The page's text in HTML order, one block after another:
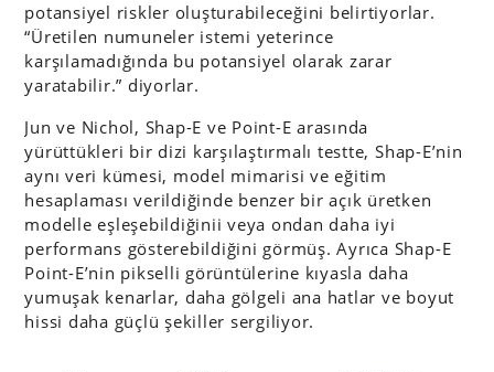
potansiyel riskler oluşturabileceğini belirtiyorlar.
“Üretilen numuneler istemi yeterince
karşılamadığında bu potansiyel olarak zarar
yaratabilir.” diyorlar.
Jun ve Nichol, Shap-E ve Point-E arasında
yürüttükleri bir dizi karşılaştırmalı testte, Shap-E’nin
aynı veri kümesi, model mimarisi ve eğitim
hesaplaması verildiğinde benzer bir açık üretken
modelle eşleşebildiğinii veya ondan daha iyi
performans gösterebildiğini görmüş. Ayrıca Shap-E
Point-E’nin pikselli görüntülerine kıyasla daha
yumuşak kenarlar, daha gölgeli ana hatlar ve boyut
hissi daha güçlü şekiller sergiliyor.